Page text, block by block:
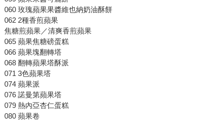
060 玫瑰蘋果果醬維也納奶油酥餅
062 2種香煎蘋果
焦糖煎蘋果／清爽香煎蘋果
065 蘋果焦糖磅蛋糕
066 蘋果塊翻轉塔
068 翻轉蘋果塔酥派
071 3色蘋果塔
074 蘋果派
076 諾曼第蘋果塔
079 熱內亞杏仁蛋糕
080 蘋果卷